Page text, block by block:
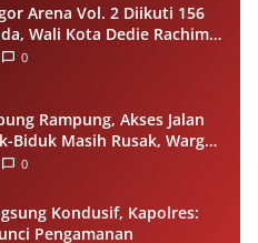
Arena Vol. 2 Diikuti 156
Wali Kota Dedie Rachim
Tawuran Lewat Tinju
0
Rampung, Akses Jalan
Biduk Masih Rusak, Warga
Kaltim Segera Bertindak
0
Kondusif, Kapolres:
Pengamanan